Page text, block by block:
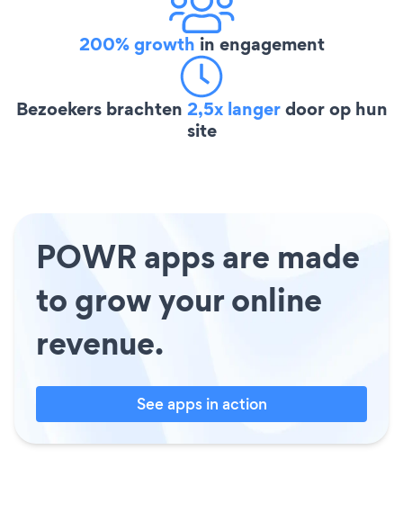
200% growth in engagement
Bezoekers brachten 2,5x langerdoor op hun
site
POWR apps are made
to grow your online
revenue.
See apps in action